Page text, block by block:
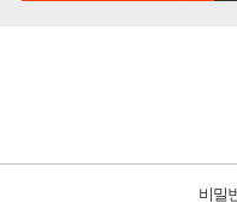
비밀